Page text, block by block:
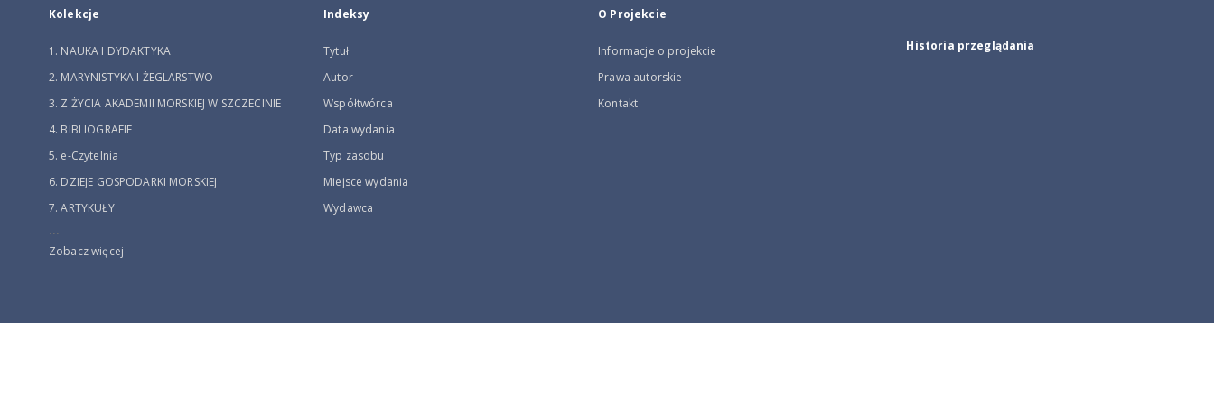
Kolekcje
1. NAUKA I DYDAKTYKA
2. MARYNISTYKA I ŻEGLARSTWO
3. Z ŻYCIA AKADEMII MORSKIEJ W SZCZECINIE
4. BIBLIOGRAFIE
5. e-Czytelnia
6. DZIEJE GOSPODARKI MORSKIEJ
7. ARTYKUŁY
...
Zobacz więcej
Indeksy
Tytuł
Autor
Współtwórca
Data wydania
Typ zasobu
Miejsce wydania
Wydawca
O Projekcie
Informacje o projekcie
Prawa autorskie
Kontakt
Historia przeglądania